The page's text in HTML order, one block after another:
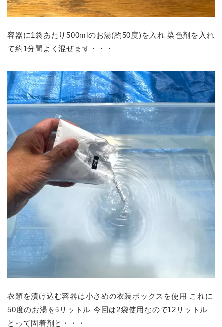
容器に1袋あたり500mlのお湯(約50度)を入れ 染色剤を入れ
て約1分間よく混ぜます・・・
衣類を漬け込む容器は小さめの衣装ボックスを使用 これに
50度のお湯を6リットル 今回は2袋使用なので12リットル
とって固着剤と・・・